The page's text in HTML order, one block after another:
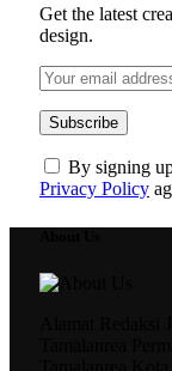
Get the latest
design.
By signing
Privacy Policy